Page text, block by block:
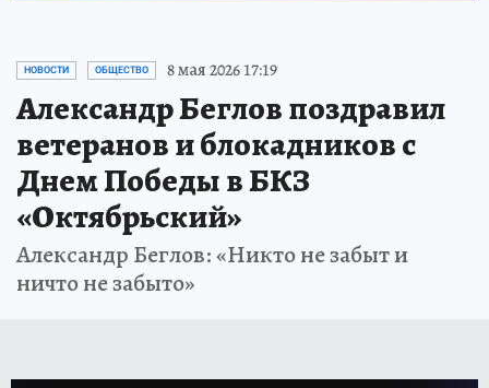
НОВОСТИ ОБЩЕСТВО 8 мая 2026 17:19
Александр Беглов поздравил
ветеранов и блокадников с
Днем Победы в БКЗ
«Октябрьский»
Александр Беглов: «Никто не забыт и
ничто не забыто»